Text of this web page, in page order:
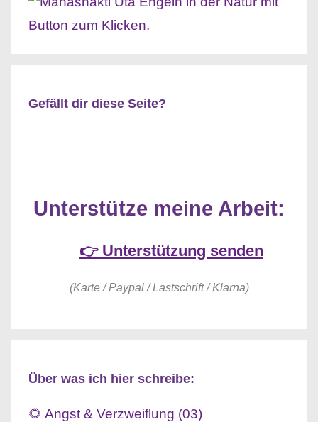
Gefällt dir diese Seite?
Unterstütze meine Arbeit:
👉 Unterstützung senden
(Karte / Paypal / Lastschrift / Klarna)
Über was ich hier schreibe:
🌻 Angst & Verzweiflung (03)